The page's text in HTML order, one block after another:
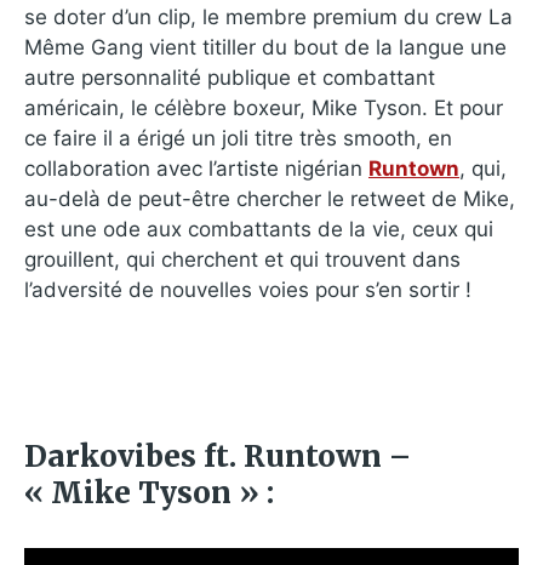
se doter d’un clip, le membre premium du crew La
Même Gang vient titiller du bout de la langue une
autre personnalité publique et combattant
américain, le célèbre boxeur, Mike Tyson. Et pour
ce faire il a érigé un joli titre très smooth, en
collaboration avec l’artiste nigérian Runtown, qui,
au-delà de peut-être chercher le retweet de Mike,
est une ode aux combattants de la vie, ceux qui
grouillent, qui cherchent et qui trouvent dans
l’adversité de nouvelles voies pour s’en sortir !
Darkovibes ft. Runtown –
« Mike Tyson » :